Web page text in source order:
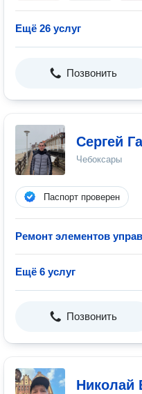
Ещё 26 услуг
Позвонить
Сергей
Чебоксары
Паспорт проверен
Ремонт элементов
Ещё 6 услуг
Позвонить
Николай